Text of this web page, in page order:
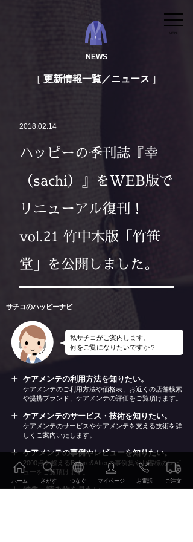
NEWS
更新情報一覧／ニュース
2018.02.14
ハッピーの季刊誌『幸
（sachi）』をWEB版で
リニューアル復刊！
vol.21 竹中木版「竹笹
堂」を公開しました。
サチコのハッピーナビ
私サチコがご案内します。
何をご覧になりたいですか？
ケアメンテの利用方法を知りたい。
ケアメンテのご利用方法や価格表、お近くの店舗検索
や提携ブランド、ケアメンテの評価をご覧頂けます。
ケアメンテのサービス・技術を知りたい。
ケアメンテのサービスやケアメンテを支える技術を詳
しくご案内いたします。
ケアメンテの事例やレビューを知りたい。
2000点を超えるBefore&Afterの事例集やお客様のレビ
ューをご覧頂けます。
特集・読み物を見たい。
MENU
ホーム さがす つなぐ マイページ お電話 ご注文